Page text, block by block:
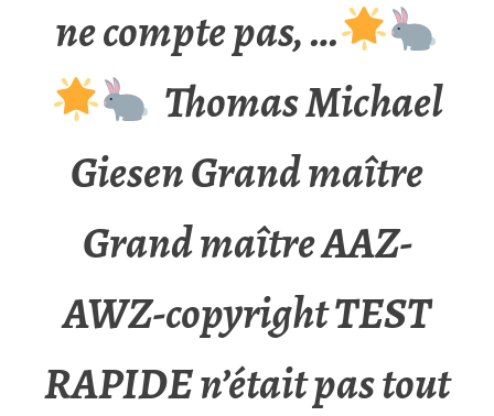
ne compte pas, …
Thomas Michael
Giesen Grand maître
Grand maître AAZ-
AWZ-copyright TEST
RAPIDE n’était pas tout